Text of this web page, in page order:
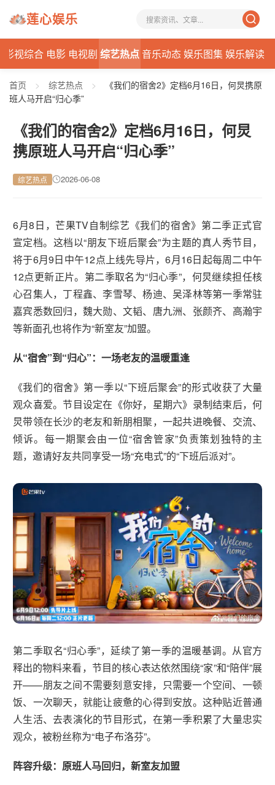
莲心娱乐
影视综合 电影 电视剧 综艺热点 音乐动态娱乐图集娱乐解读
首页 > 综艺热点 >
《我们的宿舍2》定档6月16日，何炅携原
班人马开启“归心季”
《我们的宿舍2》定档6月16日，何炅
携原班人马开启“归心季”
综艺热点 2026-06-08
6月8日，芒果TV自制综艺《我们的宿舍》第二季正式官
宣定档。这档以“朋友下班后聚会”为主题的真人秀节目，
将于6月9日中午12点上线先导片，6月16日起每周二中午
12点更新正片。第二季取名为“归心季”，何炅继续担任核
心召集人，丁程鑫、李雪琴、杨迪、吴泽林等第一季常驻
嘉宾悉数回归，魏大勋、文韬、唐九洲、张颜齐、高瀚宇
等新面孔也将作为“新室友”加盟。
从“宿舍”到“归心”：一场老友的温暖重逢
《我们的宿舍》第一季以“下班后聚会”的形式收获了大量
观众喜爱。节目设定在《你好，星期六》录制结束后，何
炅带领在长沙的老友和新朋相聚，一起共进晚餐、交流、
倾诉。每一期聚会由一位“宿舍管家”负责策划独特的主
题，邀请好友共同享受一场“充电式”的“下班后派对”。
第二季取名“归心季”，延续了第一季的温暖基调。从官方
释出的物料来看，节目的核心表达依然围绕“家”和“陪伴”展
开——朋友之间不需要刻意安排，只需要一个空间、一顿
饭、一次聊天，就能让疲惫的心得到安放。这种贴近普通
人生活、去表演化的节目形式，在第一季积累了大量忠实
观众，被粉丝称为“电子布洛芬”。
阵容升级：原班人马回归，新室友加盟